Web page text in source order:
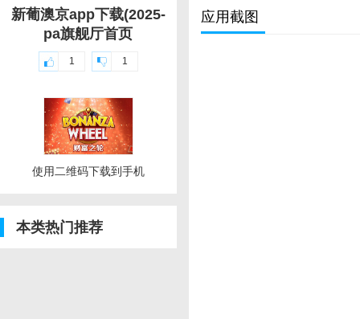
新葡澳京app下载(2025-
pa旗舰厅首页
1 1
使用二维码下载到手机
本类热门推荐
应用截图